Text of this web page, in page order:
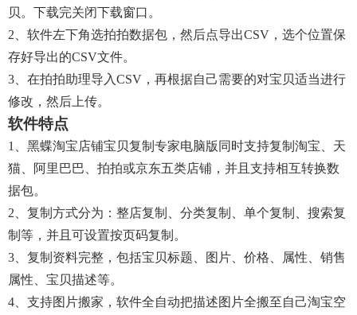
贝。下载完关闭下载窗口。
2、软件左下角选拍拍数据包，然后点导出CSV，选个位置保
存好导出的CSV文件。
3、在拍拍助理导入CSV，再根据自己需要的对宝贝适当进行
修改，然后上传。
软件特点
1、黑蝶淘宝店铺宝贝复制专家电脑版同时支持复制淘宝、天
猫、阿里巴巴、拍拍或京东五类店铺，并且支持相互转换数
据包。
2、复制方式分为：整店复制、分类复制、单个复制、搜索复
制等，并且可设置按页码复制。
3、复制资料完整，包括宝贝标题、图片、价格、属性、销售
属性、宝贝描述等。
4、支持图片搬家，软件全自动把描述图片全搬至自己淘宝空